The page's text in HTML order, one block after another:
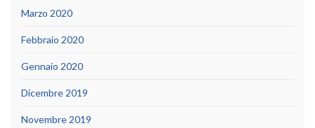
Marzo 2020
Febbraio 2020
Gennaio 2020
Dicembre 2019
Novembre 2019